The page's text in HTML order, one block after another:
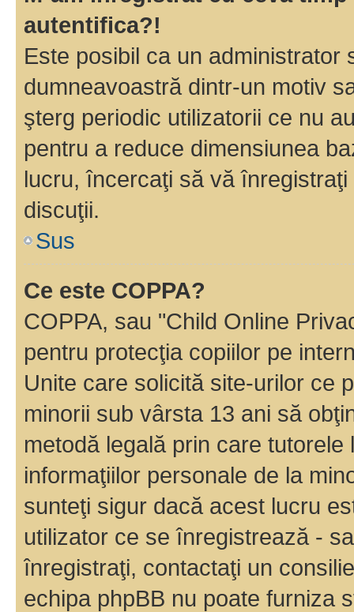
autentifica?!
Este posibil ca un
dumneavoastră dintr-un motiv
şterg periodic utilizatorii ce nu
pentru a reduce dimensiunea
lucru, încercaţi să vă
discuţii.
Sus
Ce este COPPA?
COPPA, sau "Child Online
pentru protecţia copiilor pe
Unite care solicită site-urilor ce
minorii sub vârsta 13 ani să
metodă legală prin care
informaţiilor personale de la
sunteţi sigur dacă acest lucru
utilizator ce se înregistrează -
înregistraţi, contactaţi un
echipa phpBB nu poate furniza